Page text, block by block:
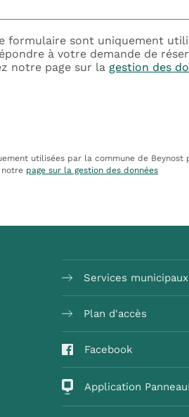
formulaire sont uniquement
à votre demande de
notre page sur la gestion des
utilisées par la commune de
notre page sur la gestion des données
Services municipaux
Plan d'accès
Facebook
Application